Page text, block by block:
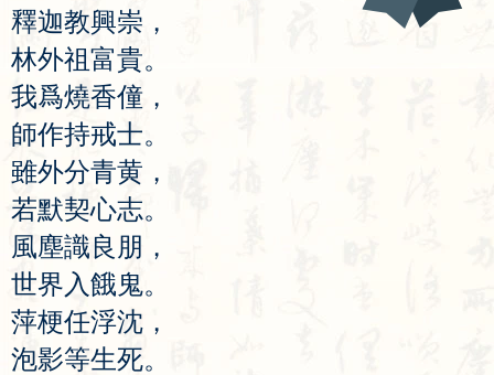
釋迦教興崇 ，
林外祖富貴。
我爲燒香僮 ，
師作持戒士。
雖外分青黄 ，
若默契心志。
風塵識良 朋 ，
世界入餓鬼。
萍梗任浮沈 ，
泡影等生死。